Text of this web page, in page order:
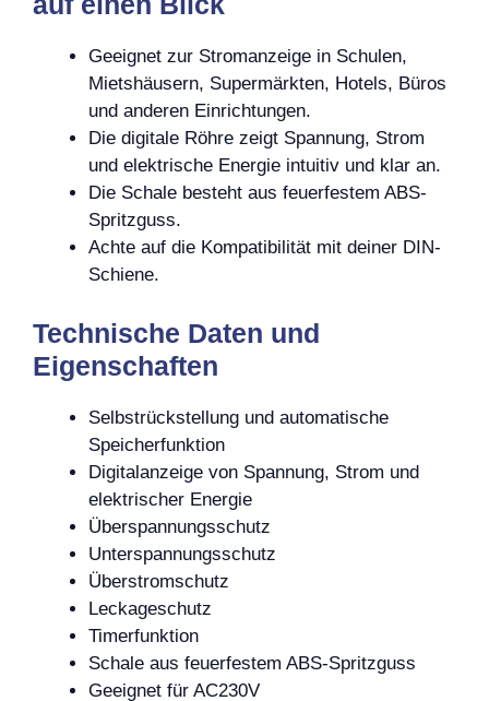
Geeignet zur Stromanzeige in Schulen,
Mietshäusern, Supermärkten, Hotels, Büros
und anderen Einrichtungen.
Die digitale Röhre zeigt Spannung, Strom
und elektrische Energie intuitiv und klar an.
Die Schale besteht aus feuerfestem ABS-
Spritzguss.
Achte auf die Kompatibilität mit deiner DIN-
Schiene.
Technische Daten und
Eigenschaften
Selbstrückstellung und automatische
Speicherfunktion
Digitalanzeige von Spannung, Strom und
elektrischer Energie
Überspannungsschutz
Unterspannungsschutz
Überstromschutz
Leckageschutz
Timerfunktion
Schale aus feuerfestem ABS-Spritzguss
Geeignet für AC230V